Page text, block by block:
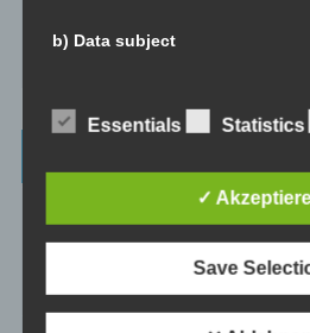
Konzepten der Transformation, der
Genommene
Selbstbestimmung, persönliche
spirituelles Wachstum
b) Data subject
person, whose personal data is
controller responsible for the
Processing is any operation or
performed on personal data or
Essentials Statistics
✓
Save